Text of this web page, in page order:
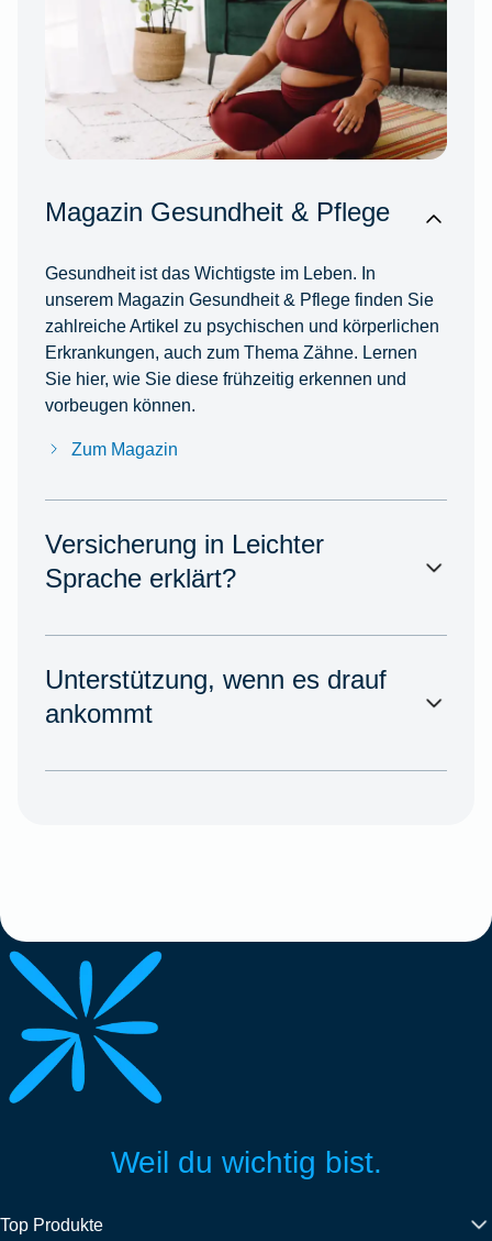
Magazin Gesundheit & Pflege
Gesundheit ist das Wichtigste im Leben. In
unserem Magazin Gesundheit & Pflege finden Sie
zahlreiche Artikel zu psychischen und körperlichen
Erkrankungen, auch zum Thema Zähne. Lernen
Sie hier, wie Sie diese frühzeitig erkennen und
vorbeugen können.
Zum Magazin
Versicherung in Leichter
Sprache erklärt?
Unterstützung, wenn es drauf
ankommt
Weil du wichtig bist.
Top Produkte